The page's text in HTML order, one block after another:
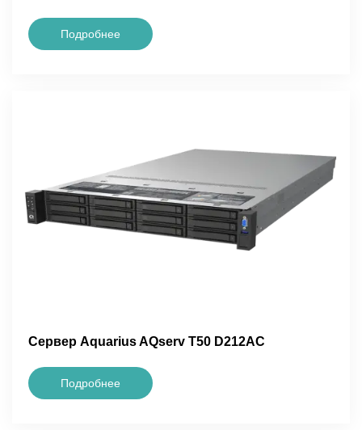
Подробнее
Сервер Aquarius AQserv T50 D212AC
Подробнее